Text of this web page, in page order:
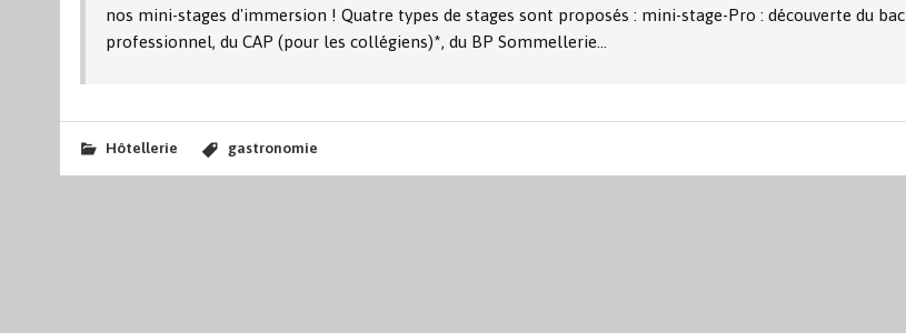
nos mini-stages d'immersion ! Quatre types de stages sont proposés : mini-stage-Pro : découverte du bac
professionnel, du CAP (pour les collégiens)*, du BP Sommellerie…
Hôtellerie gastronomie